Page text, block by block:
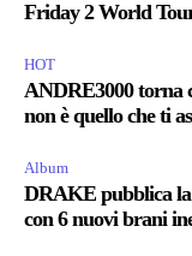
Friday 2 World
HOT
ANDRE3000 torna
non è quello che ti
Album
DRAKE pubblica la
con 6 nuovi brani